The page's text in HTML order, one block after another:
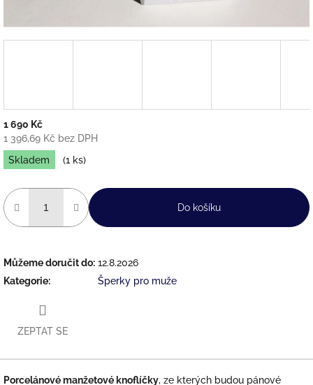
1 690 Kč
1 396,69 Kč bez DPH
Měrná
cena:
Skladem (1 ks)
Do košíku
Můžeme doručit do: 12.8.2026
Kategorie: Šperky pro muže
ZEPTAT SE
Porcelánové manžetové knoflíčky, ze kterých budou pánové